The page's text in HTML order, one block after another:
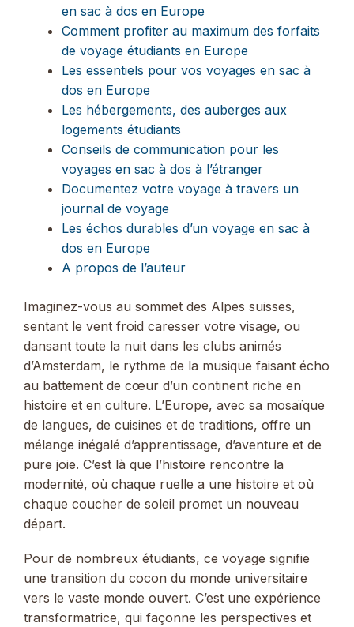
en sac à dos en Europe
Comment profiter au maximum des forfaits
de voyage étudiants en Europe
Les essentiels pour vos voyages en sac à
dos en Europe
Les hébergements, des auberges aux
logements étudiants
Conseils de communication pour les
voyages en sac à dos à l’étranger
Documentez votre voyage à travers un
journal de voyage
Les échos durables d’un voyage en sac à
dos en Europe
A propos de l’auteur
Imaginez-vous au sommet des Alpes suisses,
sentant le vent froid caresser votre visage, ou
dansant toute la nuit dans les clubs animés
d’Amsterdam, le rythme de la musique faisant écho
au battement de cœur d’un continent riche en
histoire et en culture. L’Europe, avec sa mosaïque
de langues, de cuisines et de traditions, offre un
mélange inégalé d’apprentissage, d’aventure et de
pure joie. C’est là que l’histoire rencontre la
modernité, où chaque ruelle a une histoire et où
chaque coucher de soleil promet un nouveau
départ.
Pour de nombreux étudiants, ce voyage signifie
une transition du cocon du monde universitaire
vers le vaste monde ouvert. C’est une expérience
transformatrice, qui façonne les perspectives et